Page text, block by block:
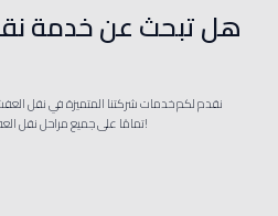
هل تبحث عن خدمة
نقدم لكم خدمات شركتنا المتميزة في نقل
تمامًا على جميع مراحل نقل العفش - من الفك، والتغليف، وحتى التركيب!